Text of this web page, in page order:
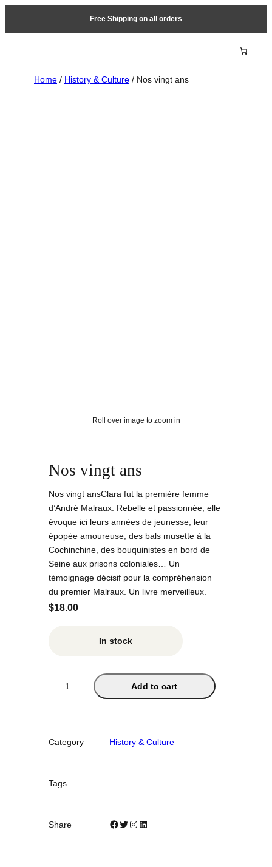
Free Shipping on all orders
Home / History & Culture / Nos vingt ans
Roll over image to zoom in
Nos vingt ans
Nos vingt ansClara fut la première femme
d’André Malraux. Rebelle et passionnée, elle
évoque ici leurs années de jeunesse, leur
épopée amoureuse, des bals musette à la
Cochinchine, des bouquinistes en bord de
Seine aux prisons coloniales… Un
témoignage décisif pour la compréhension
du premier Malraux. Un livre merveilleux.
$18.00
In stock
i
t
s
Add to cart
Category History & Culture
Tags
Share Facebook Twitter Instagram LinkedIn